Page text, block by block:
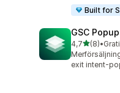
Built for
GSC
4,7av 5
(8)
8 recensioner
•
exit intent-